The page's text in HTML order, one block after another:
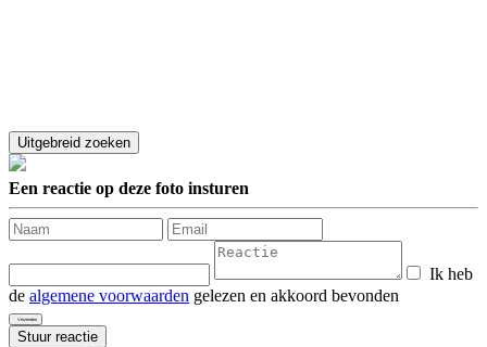
Een reactie op deze foto insturen
Ik heb
de algemene voorwaarden gelezen en akkoord bevonden